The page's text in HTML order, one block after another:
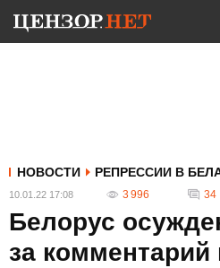
НОВОСТИ РЕПРЕССИИ В
10.01.22 17:08 3 996 34
Белорус
за комментарий